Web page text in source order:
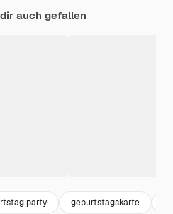
auch gefallen
party geburtstagskarte